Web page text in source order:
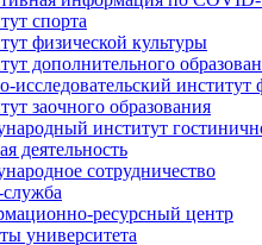
спорта
физической культуры
дополнительного
исследовательский институт
заочного образования
институт
деятельность
сотрудничество
ресурсный центр
университета